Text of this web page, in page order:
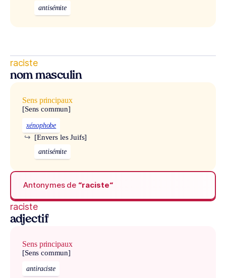
antisémite
raciste
nom masculin
Sens principaux
[Sens commun]
xénophobe
[Envers les Juifs]
↪
antisémite
Antonymes de “raciste“
raciste
adjectif
Sens principaux
[Sens commun]
antiraciste